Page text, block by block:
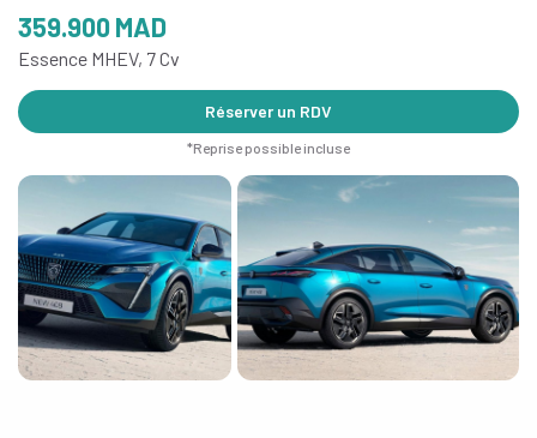
359.900MAD
Essence MHEV, 7 Cv
Réserver un RDV
*Reprise possible incluse